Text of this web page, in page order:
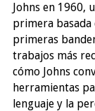
Johns en 1960,
primera basada
primeras
trabajos más
cómo Johns
herramientas
lenguaje y la